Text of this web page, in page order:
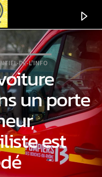
DE-L'INFO
un porte
est